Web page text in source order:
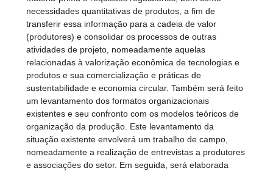
necessidades quantitativas de produtos, a fim de
transferir essa informação para a cadeia de valor
(produtores) e consolidar os processos de outras
atividades de projeto, nomeadamente aquelas
relacionadas à valorização econômica de tecnologias e
produtos e sua comercialização e práticas de
sustentabilidade e economia circular. Também será feito
um levantamento dos formatos organizacionais
existentes e seu confronto com os modelos teóricos de
organização da produção. Este levantamento da
situação existente envolverá um trabalho de campo,
nomeadamente a realização de entrevistas a produtores
e associações do setor. Em seguida, será elaborada